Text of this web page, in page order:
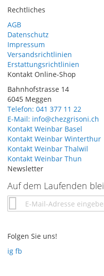
Rechtliches
AGB
Datenschutz
Impressum
Versandsrichtlinien
Erstattungsrichtlinien
Kontakt Online-Shop
Bahnhofstrasse 14
6045 Meggen
Telefon: 041 377 11 22
E-Mail: info@chezgrisoni.ch
Kontakt Weinbar Basel
Kontakt Weinbar Winterthur
Kontakt Weinbar Thalwil
Kontakt Weinbar Thun
Newsletter
Auf dem Laufenden
Annmeldung
zum
Folgen Sie uns!
ig fb